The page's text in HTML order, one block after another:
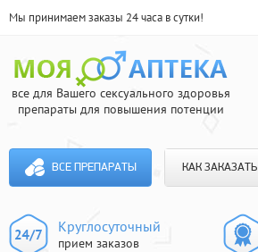
Мы принимаем заказы 24 часа в сутки!
все для Вашего сексуального здоровья
препараты для повышения потенции
ВСЕ ПРЕПАРАТЫ КАК ЗАКАЗАТЬ
Круглосуточный
прием заказов